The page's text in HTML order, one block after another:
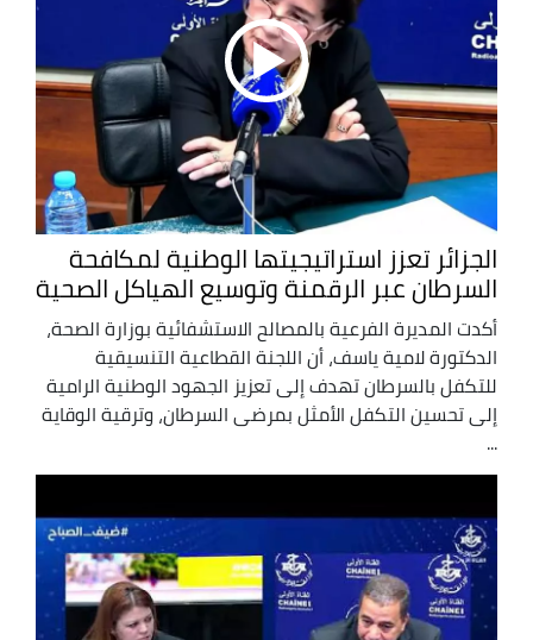
الجزائر تعزز استراتيجيتها الوطنية لمكافحة
السرطان عبر الرقمنة وتوسيع الهياكل الصحية
أكدت المديرة الفرعية بالمصالح الاستشفائية بوزارة الصحة،
الدكتورة لامية ياسف، أن اللجنة القطاعية التنسيقية
للتكفل بالسرطان تهدف إلى تعزيز الجهود الوطنية الرامية
إلى تحسين التكفل الأمثل بمرضى السرطان، وترقية الوقاية